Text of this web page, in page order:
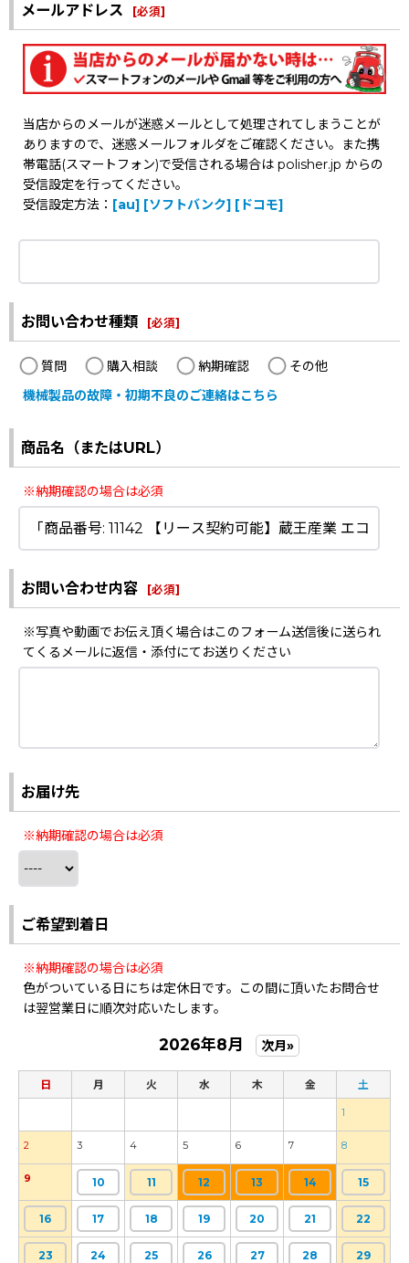
メールアドレス [必須]
当店からのメールが迷惑メールとして処理されてしまうことが
ありますので、迷惑メールフォルダをご確認ください。また携
帯電話(スマートフォン)で受信される場合は polisher.jp からの
受信設定を行ってください。
受信設定方法： [au] [ソフトバンク] [ドコモ]
お問い合わせ種類 [必須]
質問 購入相談 納期確認
その他
機械製品の故障・初期不良のご連絡はこちら
商品名（またはURL）
※納期確認の場合は必須
お問い合わせ内容 [必須]
※写真や動画でお伝え頂く場合はこのフォーム送信後に送られ
てくるメールに返信・添付にてお送りください
お届け先
※納期確認の場合は必須
ご希望到着日
※納期確認の場合は必須
色がついている日にちは定休日です。この間に頂いたお問合せ
は翌営業日に順次対応いたします。
2026年8月 次月»
日 月 火 水 木 金 土
1
2 3 4 5 6 7 8
9 10 11 12 13 14 15
16 17 18 19 20 21 22
23 24 25 26 27 28 29